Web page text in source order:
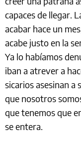
capaces de llegar.
acabar hace un
acabe justo en la
Ya lo habíamos
iban a atrever a
sicarios asesinan a
que nosotros
que tenemos que
se entera.